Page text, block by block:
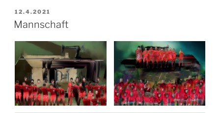
VERÖFFENTLICHT
AM
12.4.2021
Mannschaft